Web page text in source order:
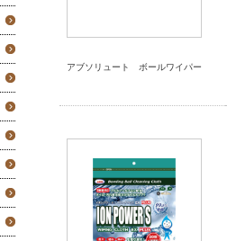
アブソリュート ボールワイパー